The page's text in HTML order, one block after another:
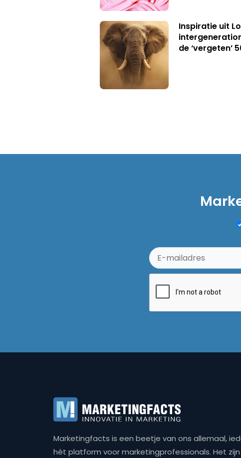
Inspiratie uit
de ‘vergeten’
Marketingfacts is een beetje van ons allemaal,
hét platform voor marketingprofessionals. Het